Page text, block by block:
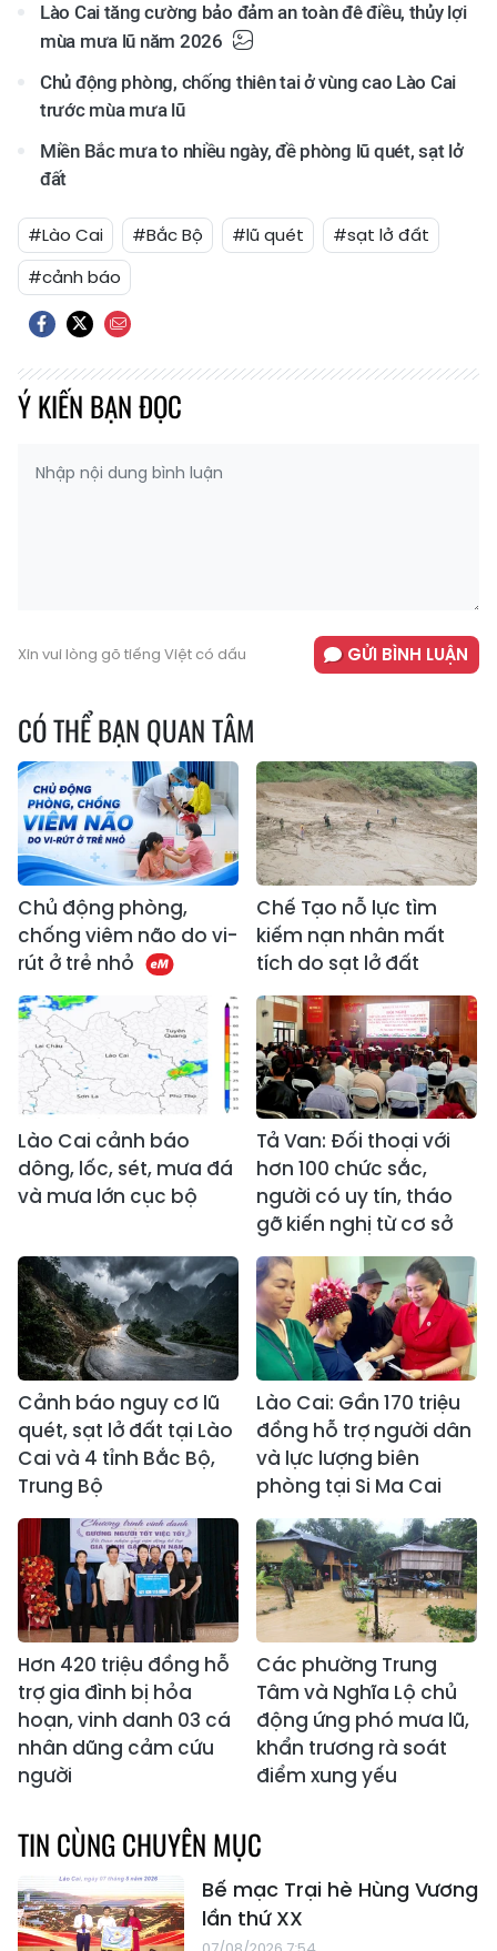
Lào Cai tăng cường bảo đảm an toàn đê điều, thủy lợi
mùa mưa lũ năm 2026
Chủ động phòng, chống thiên tai ở vùng cao Lào Cai
trước mùa mưa lũ
Miền Bắc mưa to nhiều ngày, đề phòng lũ quét, sạt lở
đất
#Lào Cai #Bắc Bộ #lũ quét
#sạt lở đất
#cảnh báo
Ý KIẾN BẠN ĐỌC
Xin vui lòng gõ tiếng Việt có dấu GỬI BÌNH LUẬN
CÓ THỂ BẠN QUAN TÂM
Chủ động phòng,
chống viêm não do vi-
rút ở trẻ nhỏ
Chế Tạo nỗ lực tìm
kiếm nạn nhân mất
tích do sạt lở đất
Lào Cai cảnh báo
dông, lốc, sét, mưa đá
và mưa lớn cục bộ
Tả Van: Đối thoại với
hơn 100 chức sắc,
người có uy tín, tháo
gỡ kiến nghị từ cơ sở
Cảnh báo nguy cơ lũ
quét, sạt lở đất tại Lào
Cai và 4 tỉnh Bắc Bộ,
Trung Bộ
Lào Cai: Gần 170 triệu
đồng hỗ trợ người dân
và lực lượng biên
phòng tại Si Ma Cai
Hơn 420 triệu đồng hỗ
trợ gia đình bị hỏa
hoạn, vinh danh 03 cá
nhân dũng cảm cứu
người
Các phường Trung
Tâm và Nghĩa Lộ chủ
động ứng phó mưa lũ,
khẩn trương rà soát
điểm xung yếu
TIN CÙNG CHUYÊN MỤC
Bế mạc Trại hè Hùng Vương
lần thứ XX